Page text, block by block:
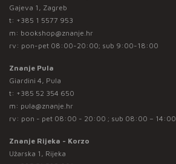
Gajeva 1, Zagreb
t: +385 1 5577 953
m: bookshop@znanje.hr
rv: pon-pet 08:00-20:00; sub 9:00-18:00
Znanje Pula
Giardini 4, Pula
t: +385 52 354 650
m: pula@znanje.hr
rv: pon - pet 08:00 - 20:00 ; sub 08:00 – 14:00
Znanje Rijeka - Korzo
Užarska 1, Rijeka